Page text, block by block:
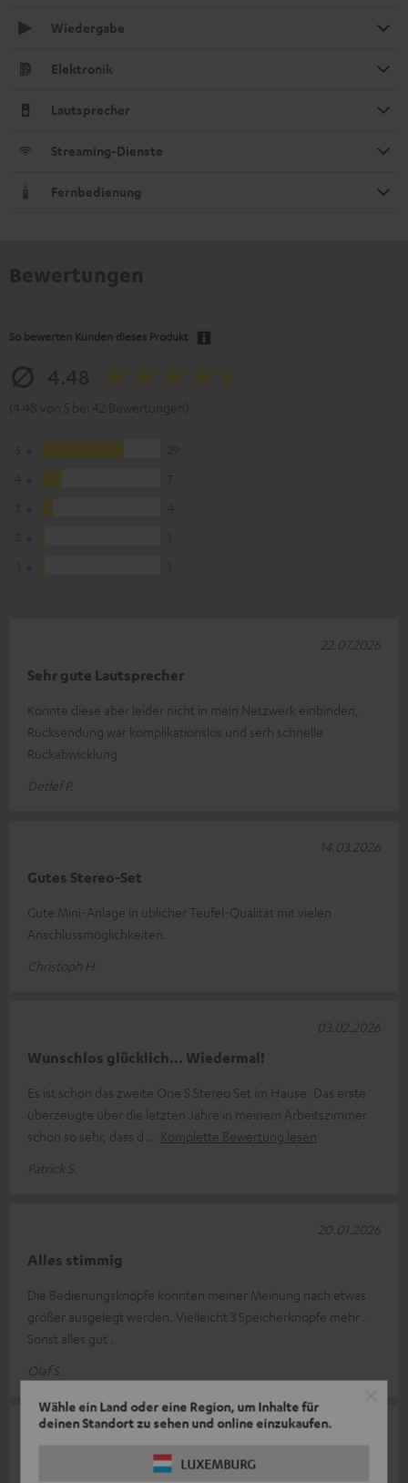
Wähle ein Land oder eine Region, um Inhalte für
deinen Standort zu sehen und online einzukaufen.
LUXEMBURG
Wiedergabe
Elektronik
Lautsprecher
Streaming-Dienste
Fernbedienung
So bewerten Kunden dieses Produkt
Sehr gute Lautsprecher
Konnte diese aber leider nicht in mein Netzwerk einbinden,
Rücksendung war komplikationslos und serh schnelle
Rückabwicklung
Detlef P.
22.07.2026
Gutes Stereo-Set
Gute Mini-Anlage in üblicher Teufel-Qualität mit vielen
Anschlussmöglichkeiten.
Christoph H.
14.03.2026
Wunschlos glücklich... Wiedermal!
Es ist schon das zweite One S Stereo Set im Hause. Das erste
überzeugte über die letzten Jahre in meinem Arbeitszimmer
schon so sehr, dass d
Komplette Bewertung lesen
Patrick S.
03.02.2026
Alles stimmig
Die Bedienungsknöpfe könnten meiner Meinung nach etwas
größer ausgelegt werden. Vielleicht 3 Speicherknöpfe mehr .
Sonst alles gut .
Olaf S.
20.01.2026
Echt klasse! Alles toll!
21.12.2025